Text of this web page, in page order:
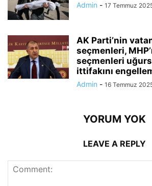
Admin - 17 Temmuz
AK Parti’nin
seçmenleri,
seçmenleri
ittifakını
Admin - 16 Temmuz
YORUM YOK
LEAVE A REPLY